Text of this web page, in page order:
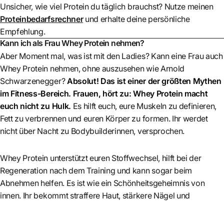
Unsicher, wie viel Protein du täglich brauchst? Nutze meinen
Proteinbedarfsrechnerund erhalte deine persönliche
Empfehlung.
Kann ich als Frau Whey Protein nehmen?
Aber Moment mal, was ist mit den Ladies? Kann eine Frau auch
Whey Protein nehmen, ohne auszusehen wie Arnold
Schwarzenegger?Absolut! Das ist einer der größten Mythen
im Fitness-Bereich. Frauen, hört zu: Whey Protein macht
euch nicht zu Hulk. Es hilft euch, eure Muskeln zu definieren,
Fett zu verbrennen und euren Körper zu formen. Ihr werdet
nicht über Nacht zu Bodybuilderinnen, versprochen.
Whey Protein unterstützt euren Stoffwechsel, hilft bei der
Regeneration nach dem Training und kann sogar beim
Abnehmen helfen. Es ist wie ein Schönheitsgeheimnis von
innen. Ihr bekommt straffere Haut, stärkere Nägel und